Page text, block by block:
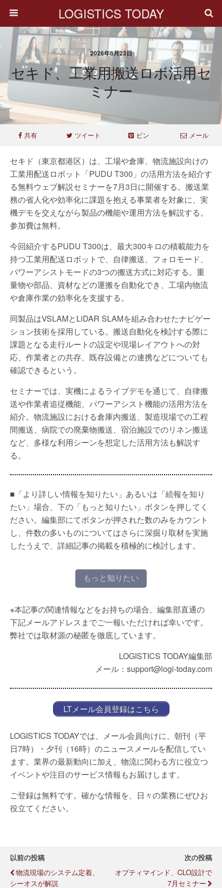
LOGISTICS TODAY
2026年6月23日
セキド、工業用搬送ロボ活用セ
ミナー
共有 ツイート ピン メール
セキド（東京都港区）は、工場や倉庫、物流施設向けの
工業用配送ロボット「PUDU T300」の活用方法を紹介す
る無料ウェブ解説セミナーを7月3日に開催する。搬送業
務の省人化や効率化に課題を抱える事業者を対象に、実
機デモを交えながら製品の機能や運用方法を解説する。
参加費は無料。
今回紹介するPUDU T300は、最大300キロの積載能力を
持つ工業用配送ロボットで、自律搬送、フォロモード、
パワーアシストモードの3つの搬送方式に対応する。重
量物や部品、資材などの運搬を自動化でき、工場内物流
や倉庫作業の効率化を支援する。
同製品はVSLAMとLiDAR SLAMを組み合わせたナビゲー
ション技術を採用している。搬送自動化を検討する際に
課題となる走行ルートの設定や現場レイアウトへの対
応、作業者との共存、既存設備との連携などについても
確認できるという。
セミナーでは、実機によるライブデモを通じて、自律搬
送や作業者追従機能、パワーアシスト機能の活用方法を
紹介。物流施設における倉庫内搬送、製造現場での工程
間搬送、病院での廃棄物搬送、宿泊施設でのリネン搬送
など、多様な利用シーンを想定した活用方法も解説す
る。
■「より詳しい情報を知りたい」あるいは「続報を知り
たい」場合、下の「もっと知りたい」ボタンを押してく
ださい。編集部にてボタンが押された数のみをカウント
し、件数の多いものについてはさらに深掘り取材を実施
したうえで、詳細記事の掲載を積極的に検討します。
もっと知りたい
※本記事の関連情報などをお持ちの場合、編集部直通の
下記メールアドレスまでご一報いただければ幸いです。
弊社では取材源の秘匿を徹底しています。
LOGISTICS TODAY編集部
メール：support@logi-today.com
LTメール会員登録はこちら
LOGISTICS TODAYでは、メール会員向けに、朝刊（平
日7時）・夕刊（16時）のニュースメールを配信してい
ます。業界の最新動向に加え、物流に関わる方に役立つ
イベントや注目のサービス情報もお届けします。
ご登録は無料です。確かな情報を、日々の業務にぜひお
役立てください。
以前の投稿
物流現場のシステム定着、
シーオスが解説
次の投稿
オプティマインド、CLO設計で
7月セミナー